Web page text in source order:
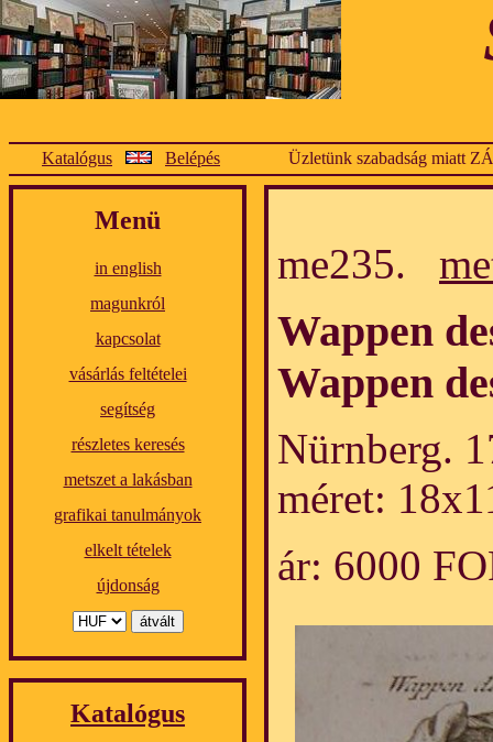
Katalógus Belépés Üzletünk szabadság miatt
Menü
in english
magunkról
kapcsolat
vásárlás feltételei
segítség
részletes keresés
metszet a lakásban
grafikai tanulmányok
elkelt tételek
újdonság
Katalógus
me235.
Wappen
Wappen
Nürnberg.
méret:
ár: 6000